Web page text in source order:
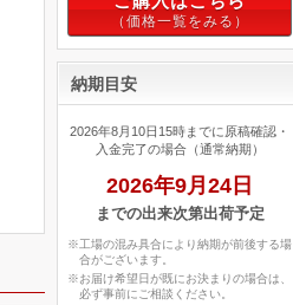
納期目安
2026年8月10日15時までに原稿確認・
入金完了の場合（通常納期）
2026年9月24日
までの出来次第出荷予定
※工場の混み具合により納期が前後する場
合がございます。
※お届け希望日が既にお決まりの場合は、
必ず事前にご相談ください。